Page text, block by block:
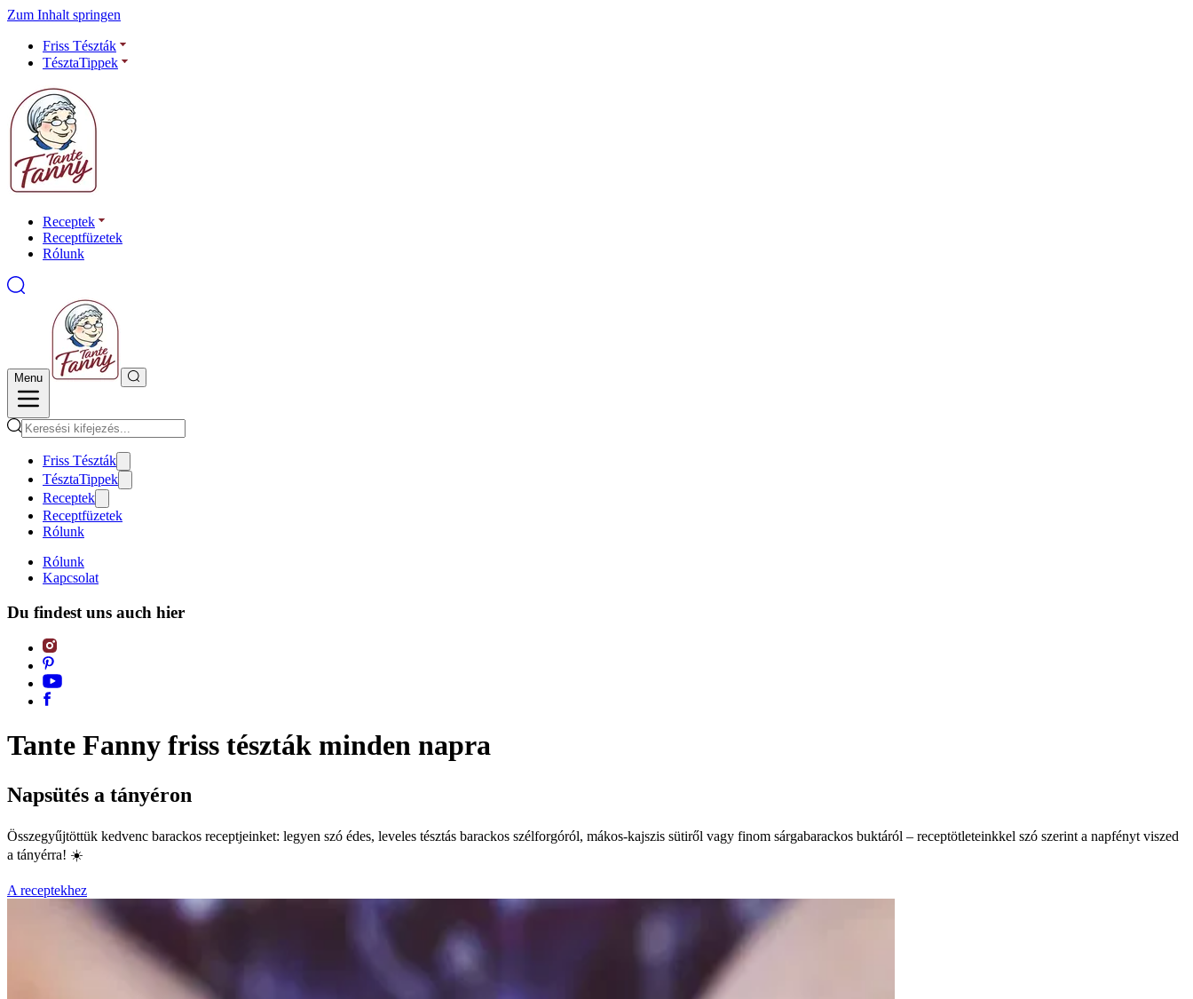
Zum Inhalt springen
Friss Tészták
TésztaTippek
Receptek
Receptfüzetek
Rólunk
Menu
Friss Tészták
TésztaTippek
Receptek
Receptfüzetek
Rólunk
Rólunk
Kapcsolat
Du findest uns auch hier
Tante Fanny friss tészták minden napra
Napsütés a tányéron
Összegyűjtöttük kedvenc barackos receptjeinket: legyen szó édes, leveles tésztás barackos szélforgóról, mákos-kajszis sütiről vagy finom sárgabarackos buktáról – receptötleteinkkel szó szerint a napfényt viszed
a tányérra! ☀️
A receptekhez